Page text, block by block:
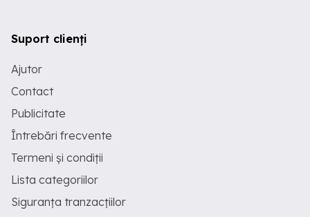
Suport clienți
Ajutor
Contact
Publicitate
Întrebări frecvente
Termeni și condiții
Lista categoriilor
Siguranța tranzacțiilor